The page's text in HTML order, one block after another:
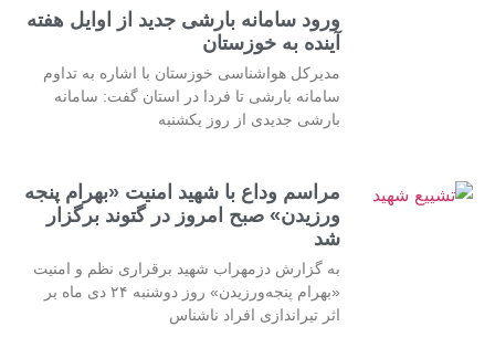
ورود سامانه بارشی جدید از اوایل هفته
آینده به خوزستان
مدیرکل هواشناسی خوزستان با اشاره به تداوم
سامانه بارشی تا فردا در استان گفت: سامانه
بارشی جدیدی از روز یکشنبه
مراسم وداع با شهید امنیت «بهرام پنجه
ورزیدن» صبح امروز در گتوند برگزار
شد
به گزارش دزمهراب شهید برقراری نظم و امنیت
«بهرام پنجه‌ورزیدن» روز دوشنبه ۲۴ دی ماه بر
اثر تیراندازی افراد ناشناس